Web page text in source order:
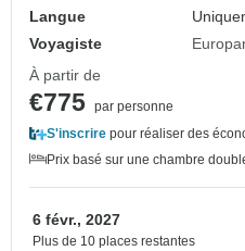
Langue
Voyagiste
À partir de
€775 par personne
S'inscrire pour réaliser des
Prix basé sur une chambre
6 févr., 2027
Plus de 10 places restantes